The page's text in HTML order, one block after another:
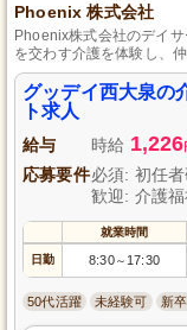
Phoenix 株式会社
Phoenix株式会社のデイ
を交わす介護を体験し、
活を豊かにしていきまし
グッデイ西大泉の
ト求人
給与 時給 1,226
応募要件必須: 初任
歓迎: 介護
就業時間
日勤 8:30～ 17:30
50代活躍 未経験可 新